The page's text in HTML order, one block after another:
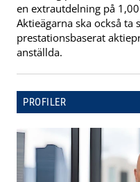
en extrautdelning på
Aktieägarna ska också
prestationsbaserat
anställda.
PROFILER